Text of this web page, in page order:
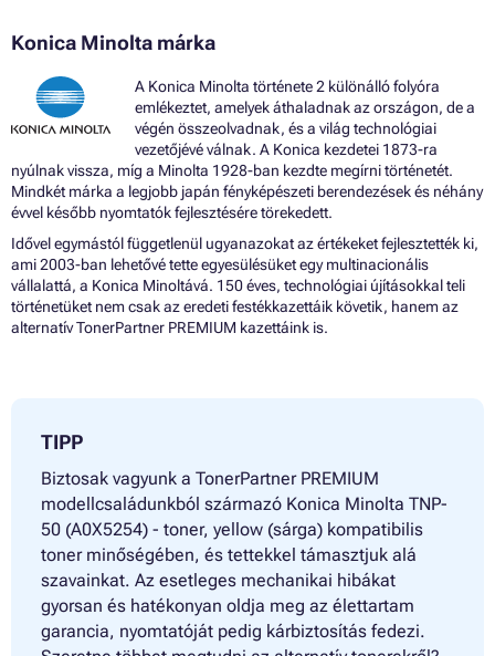
Konica Minolta márka
A Konica Minolta története 2 különálló folyóra
emlékeztet, amelyek áthaladnak az országon, de a
végén összeolvadnak, és a világ technológiai
vezetőjévé válnak. A Konica kezdetei 1873-ra
nyúlnak vissza, míg a Minolta 1928-ban kezdte megírni történetét.
Mindkét márka a legjobb japán fényképészeti berendezések és néhány
évvel később nyomtatók fejlesztésére törekedett.
Idővel egymástól függetlenül ugyanazokat az értékeket fejlesztették ki,
ami 2003-ban lehetővé tette egyesülésüket egy multinacionális
vállalattá, a Konica Minoltává. 150 éves, technológiai újításokkal teli
történetüket nem csak az eredeti festékkazettáik követik, hanem az
alternatív TonerPartner PREMIUM kazettáink is.
TIPP
Biztosak vagyunk a TonerPartner PREMIUM
modellcsaládunkból származó Konica Minolta TNP-
50 (A0X5254) - toner, yellow (sárga) kompatibilis
toner minőségében, és tettekkel támasztjuk alá
szavainkat. Az esetleges mechanikai hibákat
gyorsan és hatékonyan oldja meg az élettartam
garancia, nyomtatóját pedig kárbiztosítás fedezi.